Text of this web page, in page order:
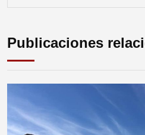
Publicaciones